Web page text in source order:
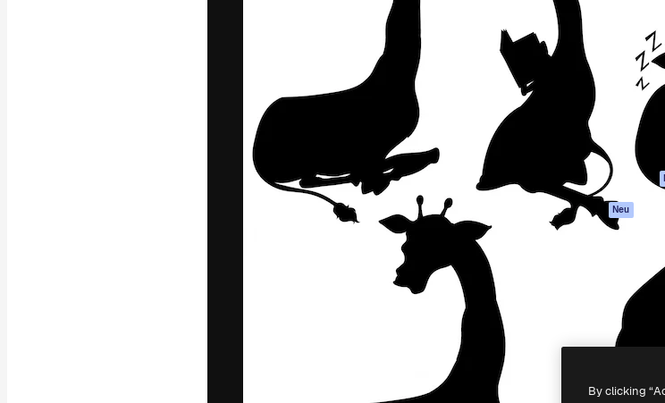
Die kreative Plattform, um deine beste
Arbeit zu verwirklichen. Mehr als 1 Million
Abonnenten unter Kreativen, Unternehmen,
Agenturen und Studios.
Deutsch
Spaces
KI-Assistent
KI-Bildgenerator
KI-Videogenerator
Stimmengenerator
Stock-Inhalte
MCP für
Claude/ChatGPT
Agenten Neu
API
Alle Magnific-Tools
Freepik Company S.L.U. Alle Rechte vorbehalten
By clicking